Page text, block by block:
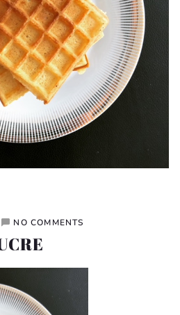
NO COMMENTS